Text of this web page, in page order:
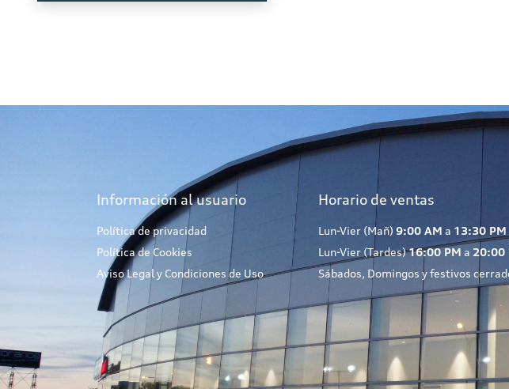
Información al usuario
Política de privacidad
Política de Cookies
Aviso Legal y Condiciones de Uso
Horario de ventas
Lun-Vier (Mañ) 9:00 AM a 13:30 PM
Lun-Vier (Tardes)16:00 PM a 20:00
Sábados, Domingos y festivos